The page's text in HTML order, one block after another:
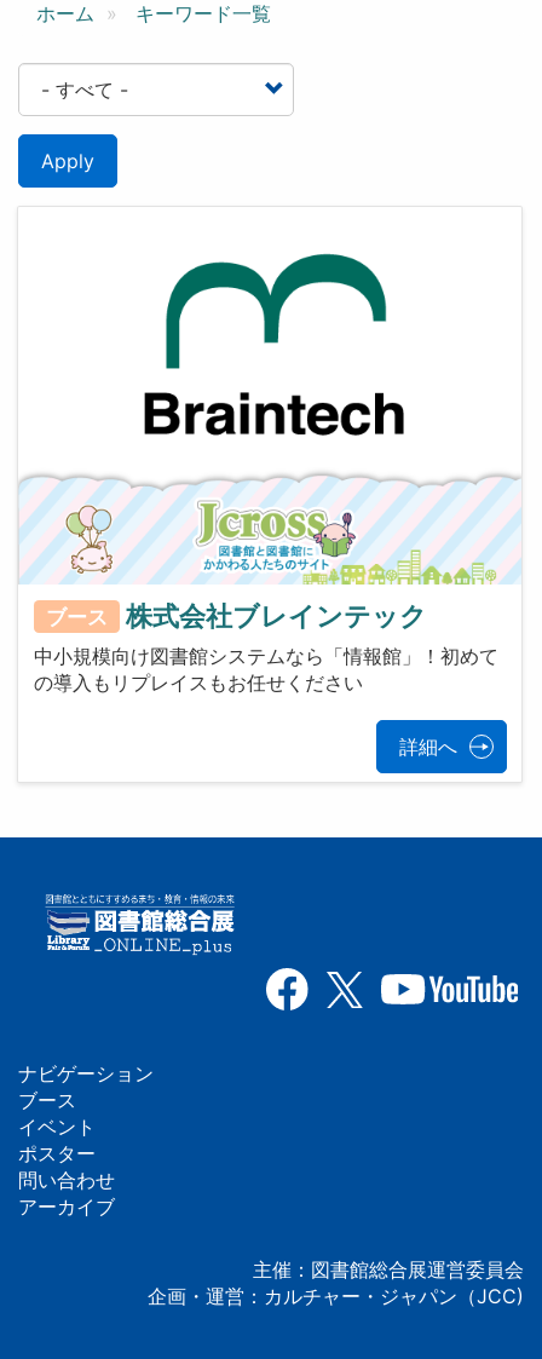
ホーム キーワード一覧
Apply
ブース 株式会社ブレインテック
中小規模向け図書館システムなら「情報館」！初めて
の導入もリプレイスもお任せください
詳細へ
フ
ッ
タ
ナビゲーション
ブース
イベント
ポスター
問い合わせ
アーカイブ
主催：図書館総合展運営委員会
企画・運営：カルチャー・ジャパン（JCC)